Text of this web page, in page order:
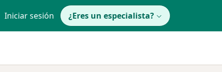
Iniciar sesión ¿Eres un especialista?